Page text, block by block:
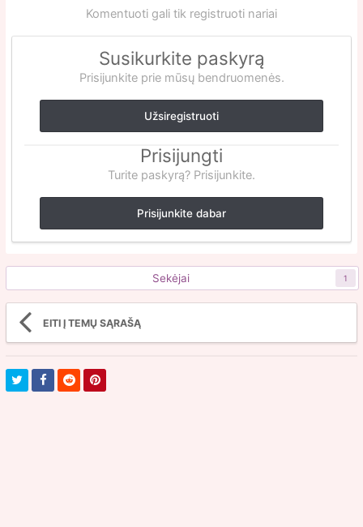
Komentuoti gali tik registruoti nariai
Susikurkite paskyrą
Prisijunkite prie mūsų bendruomenės.
Užsiregistruoti
Prisijungti
Turite paskyrą? Prisijunkite.
Prisijunkite dabar
Sekėjai 1
EITI Į TEMŲ SĄRAŠĄ